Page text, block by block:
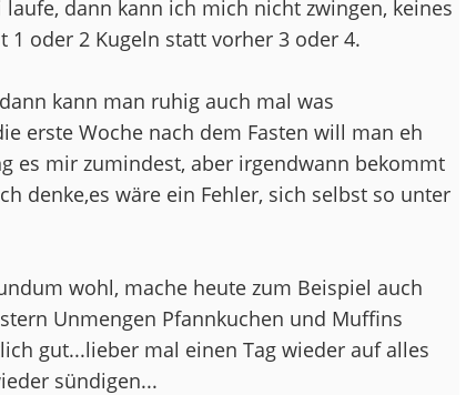
dann kann ich mich nicht zwingen, keines
1 oder 2 Kugeln statt vorher 3 oder 4.
kann man ruhig auch mal was
erste Woche nach dem Fasten will man eh
es mir zumindest, aber irgendwann bekommt
denke,es wäre ein Fehler, sich selbst so unter
wohl, mache heute zum Beispiel auch
Unmengen Pfannkuchen und Muffins
gut...lieber mal einen Tag wieder auf alles
sündigen...